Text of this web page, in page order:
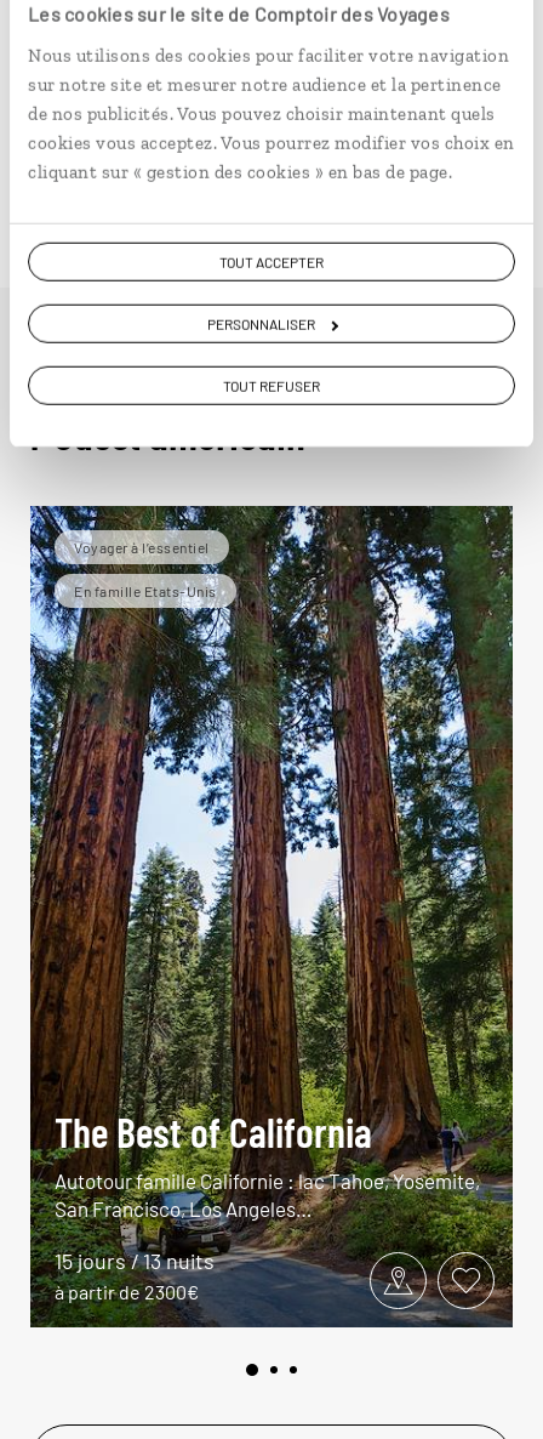
Les cookies sur le site de Comptoir des Voyages
Nous utilisons des cookies pour faciliter votre navigation
sur notre site et mesurer notre audience et la pertinence
de nos publicités. Vous pouvez choisir maintenant quels
cookies vous acceptez. Vous pourrez modifier vos choix en
cliquant sur « gestion des cookies » en bas de page.
TOUT ACCEPTER
PERSONNALISER
TOUT REFUSER
des romans À la Grâce de Marseille mettait en scène le
Wild West Show de Buffalo Bill en France.
À travers ses polars typés autant qu’haletants, Tony
Hillerman dresse le portrait de la communauté navajo
contemporaine, tandis que Louise Erdrich ou David
Lacspour leurs romans.
Idées de voyage dans
l' Ouest américain
Voyager à l’essentiel
En famille Etats-Unis
The Best of California
Autotour famille Californie : lac Tahoe, Yosemite,
San Francisco, Los Angeles…
15 jours / 13 nuits
à partir de 2300€